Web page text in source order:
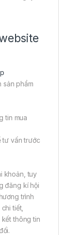
sản phẩm
tin mua
tư vấn trước
khoản, tuy
đăng kí hội
trình
tiết,
thông tin